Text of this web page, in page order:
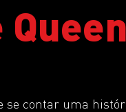
se contar uma